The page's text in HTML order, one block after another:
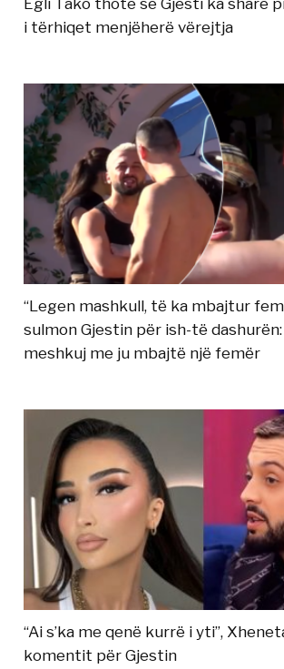
Egli Tako thotë se Gjesti ka sharë
i tërhiqet menjëherë vërejtja
“Legen mashkull, të ka mbajtur
sulmon Gjestin për ish-të
meshkuj me ju mbajtë një femër
“Ai s’ka me qenë kurrë i yti”,
komentit për Gjestin